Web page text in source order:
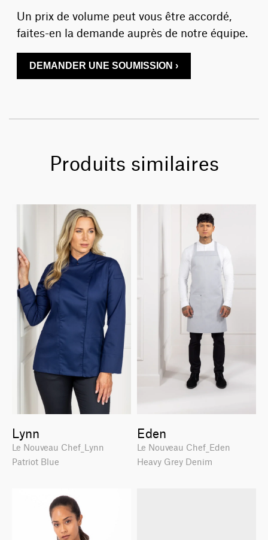
Un prix de volume peut vous être accordé,
faites-en la demande auprès de notre équipe.
DEMANDER UNE SOUMISSION ›
Produits similaires
Lynn
Le Nouveau Chef_Lynn
Patriot Blue
Eden
Le Nouveau Chef_Eden
Heavy Grey Denim